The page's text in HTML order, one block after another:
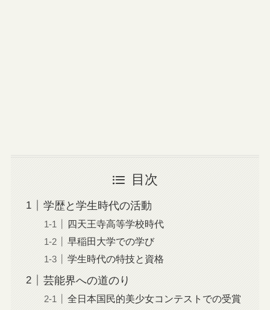
目次
学歴と学生時代の活動
四天王寺高等学校時代
早稲田大学での学び
学生時代の特技と資格
芸能界への道のり
全日本国民的美少女コンテストでの受賞